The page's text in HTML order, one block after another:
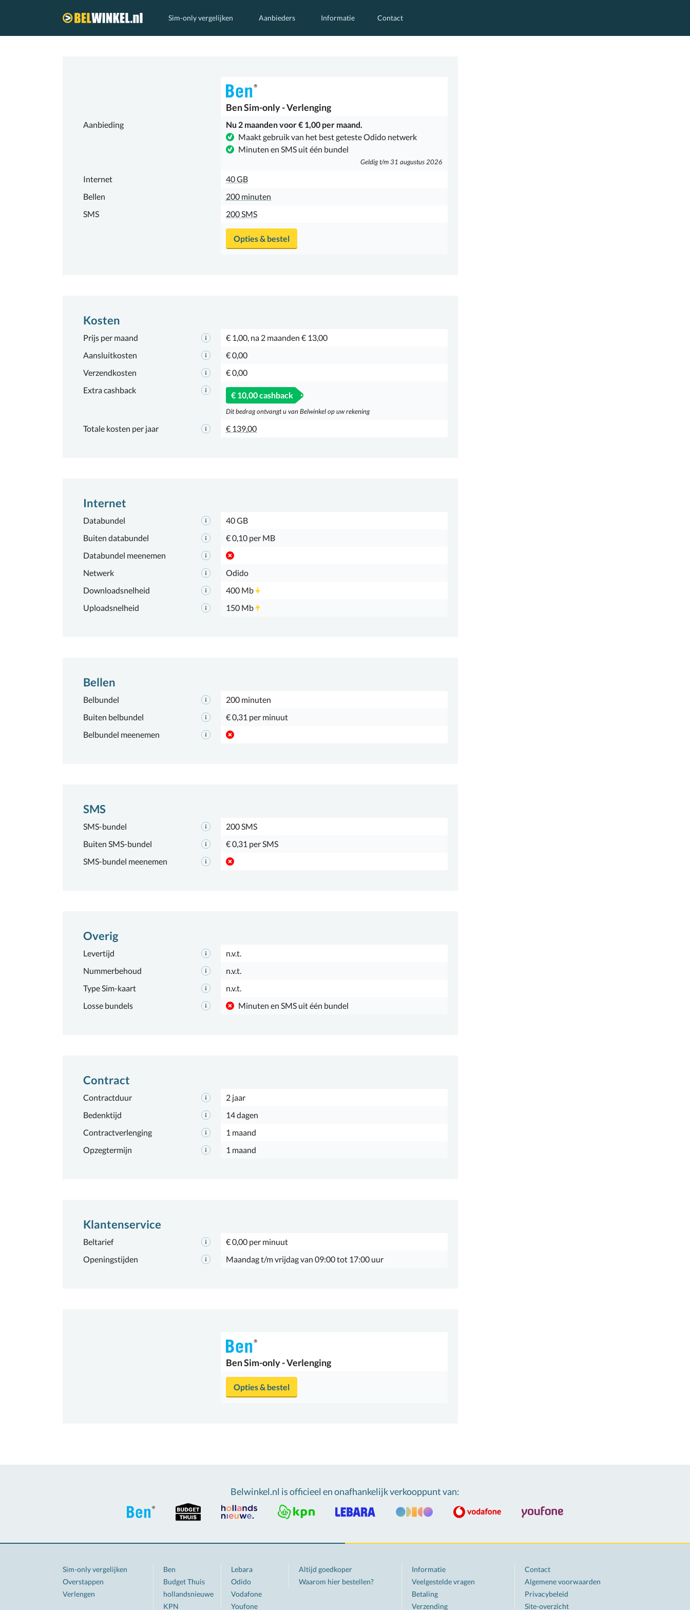
Sim-only vergelijken Aanbieders Informatie Contact
BenSim-only - Verlenging
Aanbieding
Nu 2 maanden voor € 1,00 per maand.
Maakt gebruik van het best geteste Odido netwerk
Minuten en SMS uit één bundel
Geldig t/m 31 augustus 2026
Internet
40 GB
Bellen
200 minuten
SMS
200 SMS
Opties & bestel
Kosten
Prijs per maand
€ 1,00, na 2 maanden € 13,00
Aansluitkosten
€ 0,00
Verzendkosten
€ 0,00
Extra cashback
€ 10,00 cashback
Dit bedrag ontvangt u van Belwinkel op uw rekening
Totale kosten per jaar € 139,00
Internet
Databundel
40 GB
Buiten databundel
€ 0,10 per MB
Databundel meenemen
Netwerk
Odido
Downloadsnelheid
400 Mb
Uploadsnelheid
150 Mb
Bellen
Belbundel
200 minuten
Buiten belbundel
€ 0,31 per minuut
Belbundel meenemen
SMS
SMS-bundel
200 SMS
Buiten SMS-bundel
€ 0,31 per SMS
SMS-bundel meenemen
Overig
Levertijd
n.v.t.
Nummerbehoud
n.v.t.
Type Sim-kaart
n.v.t.
Losse bundels
Minuten en SMS uit één bundel
Contract
Contractduur
2 jaar
Bedenktijd
14 dagen
Contractverlenging
1 maand
Opzegtermijn
1 maand
Klantenservice
Beltarief
€ 0,00 per minuut
Openingstijden
Maandag t/m vrijdag van 09:00 tot 17:00 uur
BenSim-only - Verlenging
Opties & bestel
Belwinkel.nl is officieel en onafhankelijk verkooppunt van:
Sim-only vergelijken
Overstappen
Verlengen
Ben
Budget Thuis
hollandsnieuwe
KPN
Lebara
Odido
Vodafone
Youfone
Altijd goedkoper
Waarom hier bestellen?
Informatie
Veelgestelde vragen
Betaling
Verzending
Contact
Algemene voorwaarden
Privacybeleid
Site-overzicht